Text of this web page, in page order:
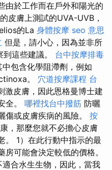
由於工作而在戶外和陽光的
皮膚上測試的UVA-UVB，
的La 身體按摩 seo 意思
但是，請小心，因為並非所
這些建議。 台中按摩排毒
包含化學阻滯劑，例如
。 穴道按摩課程 台
激皮膚，因此恩格曼博士建
全。 哪裡找台中撥筋 防曬
傷或皮​​膚疾病的風險。 按
，那麼您就不必擔心皮膚
。 1）在此行動中指示的最
可能會決定較低的價格。
合水生生物，因此，當我